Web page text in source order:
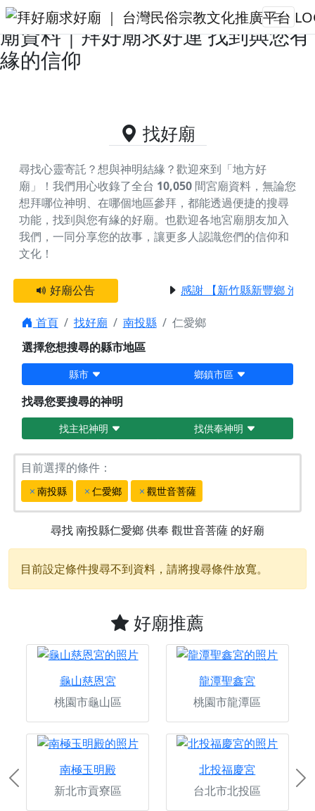
南投縣仁愛鄉供奉觀世音菩薩的好
廟資料｜拜好廟求好運 找到與您有
緣的信仰
找好廟
尋找心靈寄託？想與神明結緣？歡迎來到「地方好
廟」！我們用心收錄了全台 10,050 間宮廟資料，無論您
想拜哪位神明、在哪個地區參拜，都能透過便捷的搜尋
功能，找到與您有緣的好廟。 也歡迎各地宮廟朋友加入
我們，一同分享您的故事，讓更多人認識您們的信仰和
文化！
好廟公告 感謝 【新竹縣新豐鄉 池和
首頁 找好廟 南投縣
仁愛鄉
選擇您想搜尋的縣市地區
縣市 鄉鎮市區
找尋您要搜尋的神明
找主祀神明 找供奉神明
目前選擇的條件：
南投縣 仁愛鄉 觀世音菩薩
尋找南投縣仁愛鄉供奉 觀世音菩薩 的好廟
目前設定條件搜尋不到資料，請將搜尋條件放寬。
好廟推薦
龜山慈恩宮
桃園市龜山區
龍潭聖鑫宮
桃園市龍潭區
南極玉明殿
新北市貢寮區
北投福慶宮
台北市北投區
Previous